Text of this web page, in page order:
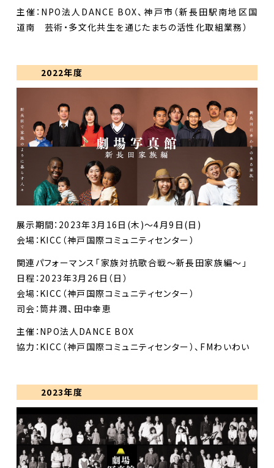
主催：NPO法人DANCE BOX、神戸市（新長田駅南地区国
道南 芸術・多文化共生を通じたまちの活性化取組業務）
2022年度
展示期間：2023年3月16日(木)〜4月9日(日)
会場：KICC（神戸国際コミュニティセンター）
関連パフォーマンス「家族対抗歌合戦〜新長田家族編〜」
日程：2023年3月26日（日）
会場：KICC（神戸国際コミュニティセンター）
司会：筒井潤、田中幸恵
主催：NPO法人DANCE BOX
協力：KICC（神戸国際コミュニティセンター）、FMわいわい
2023年度